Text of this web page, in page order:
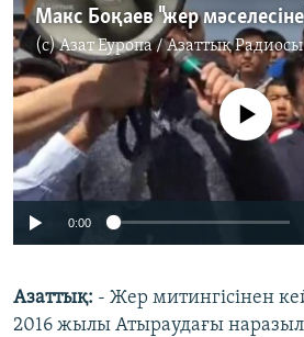
(c)Азат Еуропа / Азаттық Радиосы
No media source
0:00
Азаттық: - Жер митингісінен
2016 жылы Атыраудағы